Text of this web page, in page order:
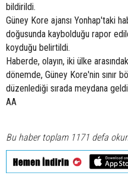
bildirildi.
Güney Kore ajansı Yonhap'taki
doğusunda kaybolduğu rapor
koyduğu belirtildi.
Haberde, olayın, iki ülke
dönemde, Güney Kore'nin sınır
düzenlediği sırada meydana
AA
Bu haber toplam 1171 defa